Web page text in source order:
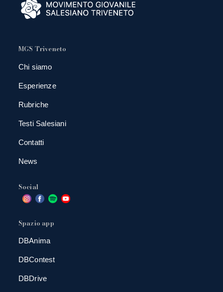
MGS Triveneto
Chi siamo
Esperienze
Rubriche
Testi Salesiani
Contatti
News
Social
Spazio app
DBAnima
DBContest
DBDrive